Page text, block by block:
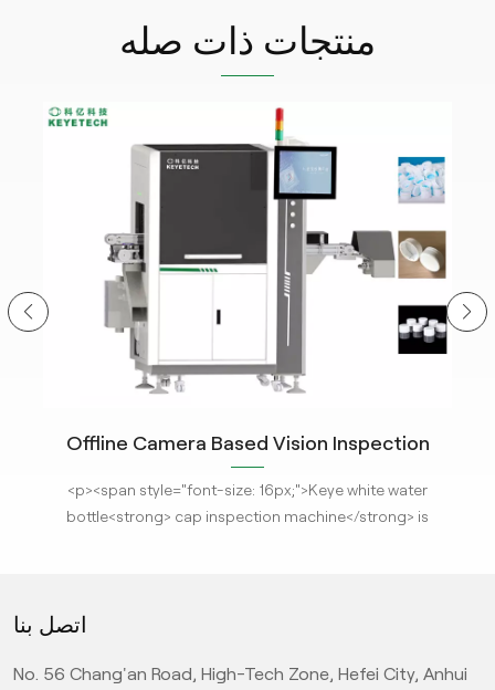
منتجات ذات صله
Offline Camera Based Vision Inspection
System for Closure Cap Detection with The
Latest AI Technology
<p><span style="font-size: 16px;">Keye white water
bottle<strong> cap inspection machine</strong> is
href="/about-us">KeyeTech V16.0 AI system</a>, this
parameters for real-time comparison and detection with
اتصل بنا
No. 56 Chang'an Road, High-Tech Zone, Hefei City, Anhui